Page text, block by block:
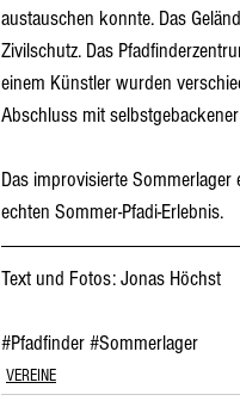
austauschen konnte. Das
Zivilschutz. Das
einem Künstler wurden
Abschluss mit
Das improvisierte
echten Sommer-Pfadi-Erlebnis.
Text und Fotos: Jonas Höchst
#Pfadfinder#Sommerlager
VEREINE